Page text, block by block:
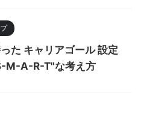
た キャリアゴール 設定
M-A-R-T"な考え方